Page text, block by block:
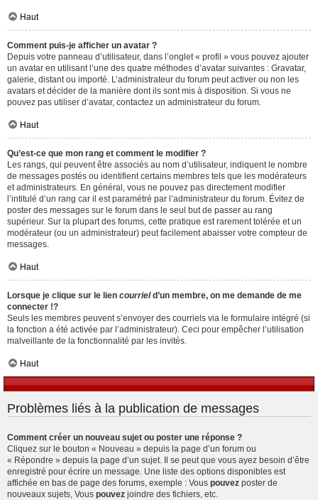
Haut
Comment puis-je afficher un avatar ?
Depuis votre panneau d’utilisateur, dans l’onglet « profil » vous pouvez ajouter
un avatar en utilisant l’une des quatre méthodes d’avatar suivantes : Gravatar,
galerie, distant ou importé. L’administrateur du forum peut activer ou non les
avatars et décider de la manière dont ils sont mis à disposition. Si vous ne
pouvez pas utiliser d’avatar, contactez un administrateur du forum.
Haut
Qu’est-ce que mon rang et comment le modifier ?
Les rangs, qui peuvent être associés au nom d’utilisateur, indiquent le nombre
de messages postés ou identifient certains membres tels que les modérateurs
et administrateurs. En général, vous ne pouvez pas directement modifier
l’intitulé d’un rang car il est paramétré par l’administrateur du forum. Évitez de
poster des messages sur le forum dans le seul but de passer au rang
supérieur. Sur la plupart des forums, cette pratique est rarement tolérée et un
modérateur (ou un administrateur) peut facilement abaisser votre compteur de
messages.
Haut
Lorsque je clique sur le lien courrield’un membre, on me demande de me
connecter !?
Seuls les membres peuvent s’envoyer des courriels via le formulaire intégré (si
la fonction a été activée par l’administrateur). Ceci pour empêcher l’utilisation
malveillante de la fonctionnalité par les invités.
Haut
Problèmes liés à la publication de messages
Comment créer un nouveau sujet ou poster une réponse ?
Cliquez sur le bouton « Nouveau » depuis la page d’un forum ou
« Répondre » depuis la page d’un sujet. Il se peut que vous ayez besoin d’être
enregistré pour écrire un message. Une liste des options disponibles est
affichée en bas de page des forums, exemple : Vous pouvez poster de
nouveaux sujets, Vous pouvez joindre des fichiers, etc.